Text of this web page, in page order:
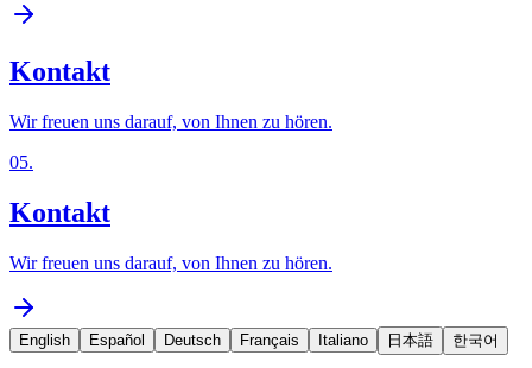
Kontakt
Wir freuen uns darauf, von Ihnen zu hören.
05.
Kontakt
Wir freuen uns darauf, von Ihnen zu hören.
English Español Deutsch Français Italiano 日本語 한국어